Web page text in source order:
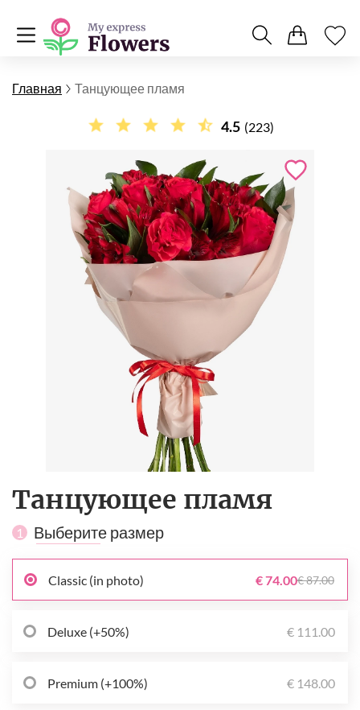
Главная Танцующее пламя
4.5 (223)
Танцующее пламя
1 Выберите размер
Classic (in photo) € 74.00€ 87.00
Deluxe (+50%) € 111.00
Premium (+100%) € 148.00